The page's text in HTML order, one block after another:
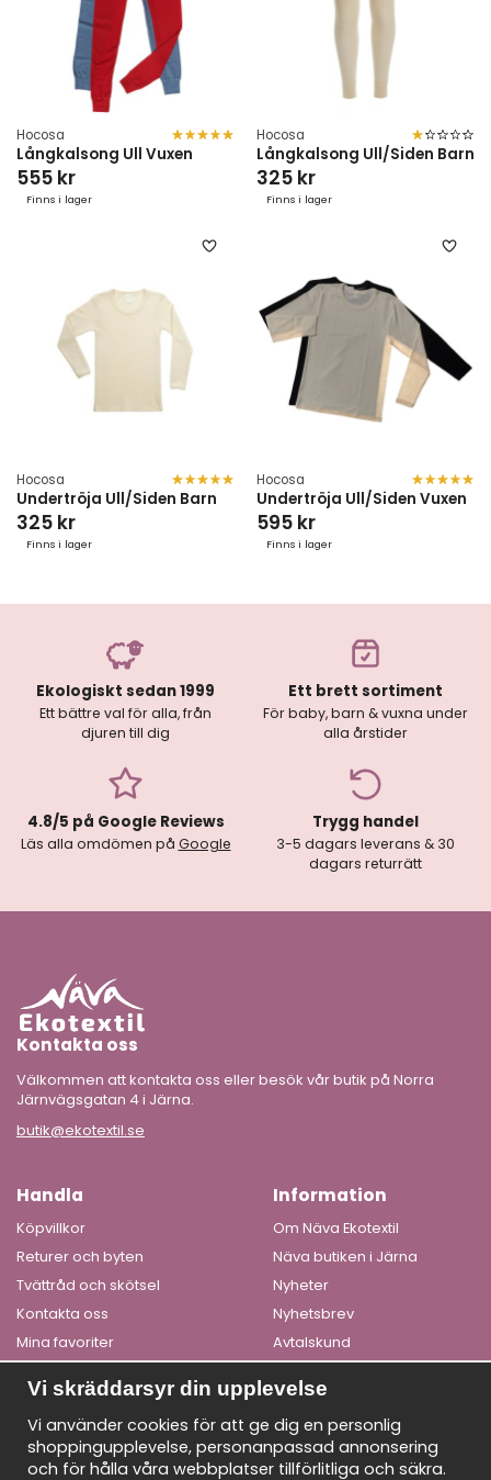
Hocosa
Långkalsong Ull Vuxen
555 kr
Finns i lager
Hocosa
Långkalsong Ull/Siden Barn
325 kr
Finns i lager
Hocosa
Undertröja Ull/Siden Barn
325 kr
Finns i lager
Hocosa
Undertröja Ull/Siden Vuxen
595 kr
Finns i lager
Ekologiskt sedan 1999
Ett bättre val för alla, från
djuren till dig
Ett brett sortiment
För baby, barn & vuxna under
alla årstider
4.8/5 på Google Reviews
Läs alla omdömen på Google
Trygg handel
3-5 dagars leverans & 30
dagars returrätt
Kontakta oss
Välkommen att kontakta oss eller besök vår butik på Norra
Järnvägsgatan 4 i Järna.
butik@ekotextil.se
Handla
Köpvillkor
Returer och byten
Tvättråd och skötsel
Kontakta oss
Mina favoriter
Information
Om Näva Ekotextil
Näva butiken i Järna
Nyheter
Nyhetsbrev
Avtalskund
Få våra bästa erbjudanden och nyheter!
De uppgifter du matar in kommer endast användas till våra
Vi skräddarsyr din upplevelse
Vi använder cookies för att ge dig en personlig
shoppingupplevelse, personanpassad annonsering
och för hålla våra webbplatser tillförlitliga och säkra.